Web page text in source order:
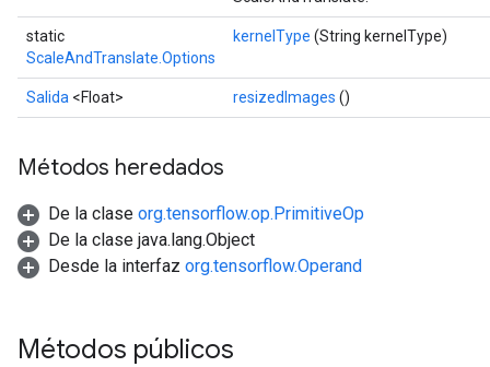
static
ScaleAndTranslate.Options
kernelType (String kernelType)
Salida <Float> resizedImages ()
Métodos heredados
De la clase org.tensorflow.op.PrimitiveOp
De la clase java.lang.Object
Desde la interfaz org.tensorflow.Operand
Métodos públicos